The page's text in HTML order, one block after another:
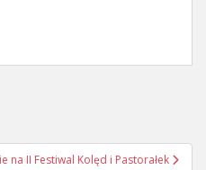
na II Festiwal Kolęd i Pastorałek